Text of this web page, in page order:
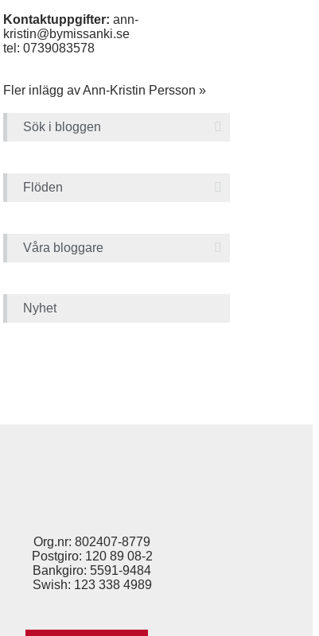
Kontaktuppgifter: ann-
kristin@bymissanki.se
tel: 0739083578
Fler inlägg av Ann-Kristin Persson »
Sök i bloggen
Flöden
Våra bloggare
Nyhet
Org.nr: 802407-8779
Postgiro: 120 89 08-2
Bankgiro: 5591-9484
Swish: 123 338 4989